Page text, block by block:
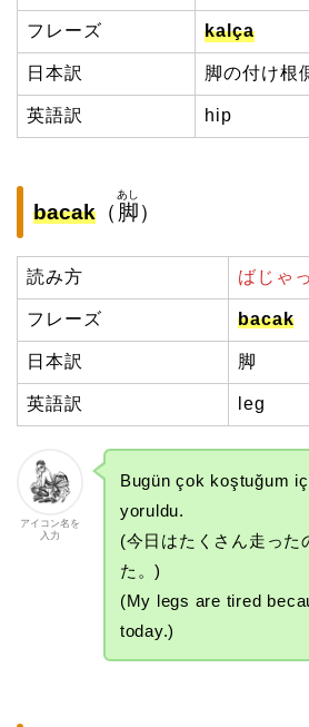
フレーズ kalça
日本訳 脚の付け根
英語訳 hip
bacak （ 脚
あし
）
読み方 ばじゃ
フレーズ bacak
日本訳 脚
英語訳 leg
アイコン名を
入力
Bugün çok koştuğum
yoruldu.
(今日はたくさん走った
た。)
(My legs are tired
today.)